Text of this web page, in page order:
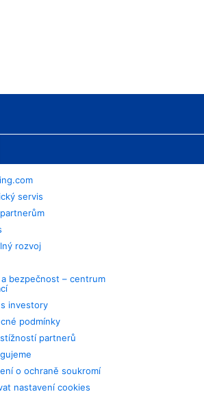
servis
rozvoj
a bezpečnost – centrum
investory
podmínky
partnerů
o ochraně soukromí
nastavení cookies